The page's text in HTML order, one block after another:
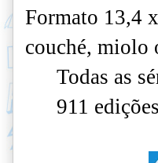
Formato 13,4
couché, miolo
Todas as
911